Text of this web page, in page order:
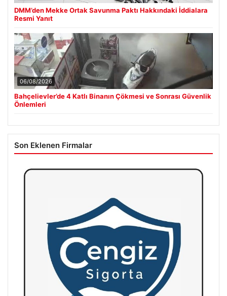
DMM’den Mekke Ortak Savunma Paktı Hakkındaki İddialara
Resmi Yanıt
06/08/2026
Bahçelievler’de 4 Katlı Binanın Çökmesi ve Sonrası Güvenlik
Önlemleri
Son Eklenen Firmalar